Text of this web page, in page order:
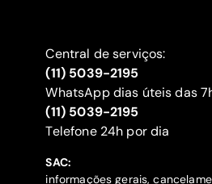
Central de serviços:
(11) 5039-2195
WhatsApp dias úteis das
(11) 5039-2195
‍Telefone 24h por dia
SAC:
informações gerais,